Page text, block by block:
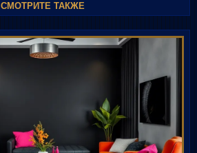
СМОТРИТЕ ТАКЖЕ